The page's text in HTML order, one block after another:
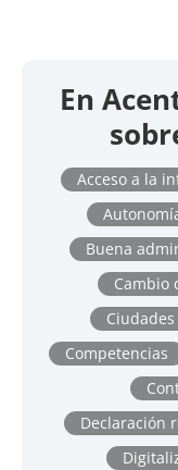
En
Acceso a la
Buena
Cambio
Competencias
Declaración